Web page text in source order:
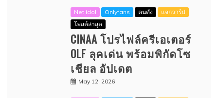
Net idol Onlyfans คนดัง
แจกวาร์ป
โพสต์ล่าสุด
CINAA โปรไฟล์ครีเอเตอร์
OLF ลุคเด่น พร้อมพิกัดโซ
เชียล อัปเดต
May 12, 2026